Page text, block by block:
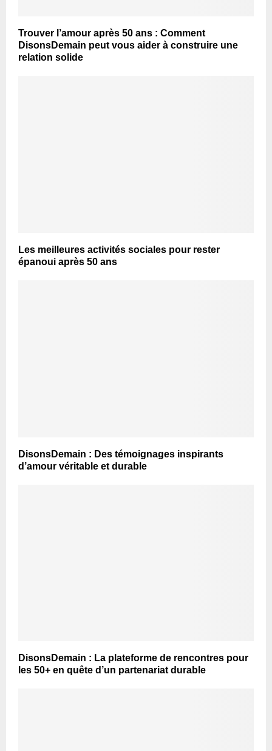
Trouver l’amour après 50 ans : Comment
DisonsDemain peut vous aider à construire une
relation solide
Les meilleures activités sociales pour rester
épanoui après 50 ans
DisonsDemain : Des témoignages inspirants
d’amour véritable et durable
DisonsDemain : La plateforme de rencontres pour
les 50+ en quête d’un partenariat durable